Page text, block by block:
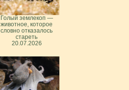
Голый землекоп —
животное, которое
словно отказалось
стареть
20.07.2026